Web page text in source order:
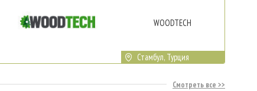
WOODTECH
Стамбул, Турция
Смотреть все